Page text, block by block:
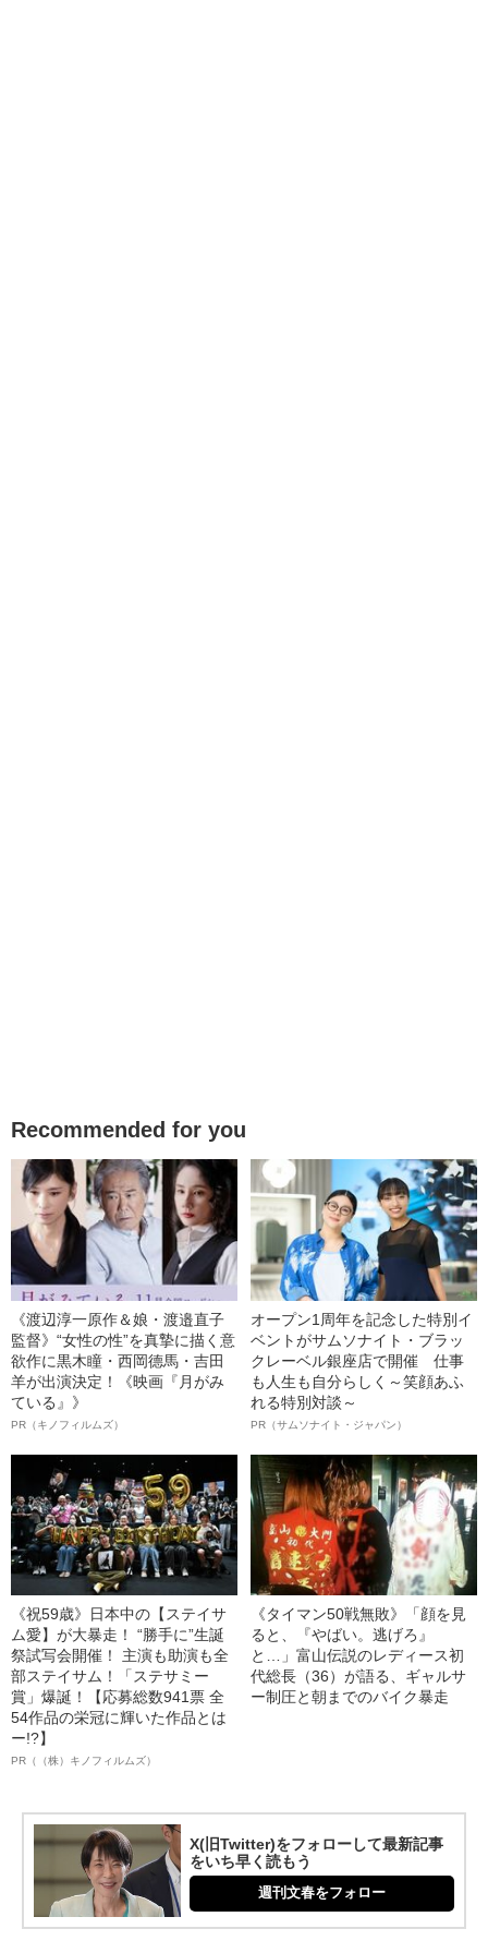
Recommended for you
《渡辺淳一原作＆娘・渡邉直子
監督》“女性の性”を真摯に描く意
欲作に黒木瞳・西岡德馬・吉田
羊が出演決定！《映画『月がみ
ている』》
PR（キノフィルムズ）
オープン1周年を記念した特別イ
ベントがサムソナイト・ブラッ
クレーベル銀座店で開催 仕事
も人生も自分らしく～笑顔あふ
れる特別対談～
PR（サムソナイト・ジャパン）
《祝59歳》日本中の【ステイサ
ム愛】が大暴走！ “勝手に”生誕
祭試写会開催！ 主演も助演も全
部ステイサム！「ステサミー
賞」爆誕！【応募総数941票 全
54作品の栄冠に輝いた作品とは
ー!?】
PR（（株）キノフィルムズ）
《タイマン50戦無敗》「顔を見
ると、『やばい。逃げろ』
と…」富山伝説のレディース初
代総長（36）が語る、ギャルサ
ー制圧と朝までのバイク暴走
X(旧Twitter)をフォローして最新記事
をいち早く読もう
週刊文春をフォロー